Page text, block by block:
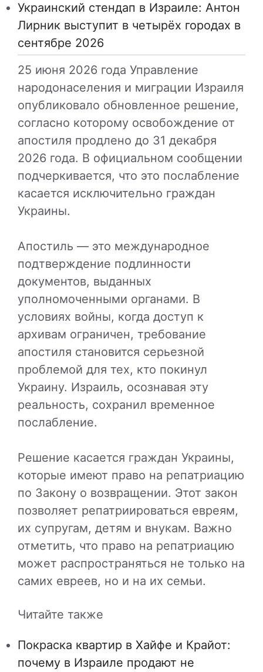
Украинский стендап в Израиле: Антон
Лирник выступит в четырёх городах в
сентябре 2026
25 июня 2026 года Управление
народонаселения и миграции Израиля
опубликовало обновленное решение,
согласно которому освобождение от
апостиля продлено до 31 декабря
2026 года. В официальном сообщении
подчеркивается, что это послабление
касается исключительно граждан
Украины.
Апостиль — это международное
подтверждение подлинности
документов, выданных
уполномоченными органами. В
условиях войны, когда доступ к
архивам ограничен, требование
апостиля становится серьезной
проблемой для тех, кто покинул
Украину. Израиль, осознавая эту
реальность, сохранил временное
послабление.
Решение касается граждан Украины,
которые имеют право на репатриацию
по Закону о возвращении. Этот закон
позволяет репатриироваться евреям,
их супругам, детям и внукам. Важно
отметить, что право на репатриацию
может распространяться не только на
самих евреев, но и на их семьи.
Читайте также
Покраска квартир в Хайфе и Крайот:
почему в Израиле продают не